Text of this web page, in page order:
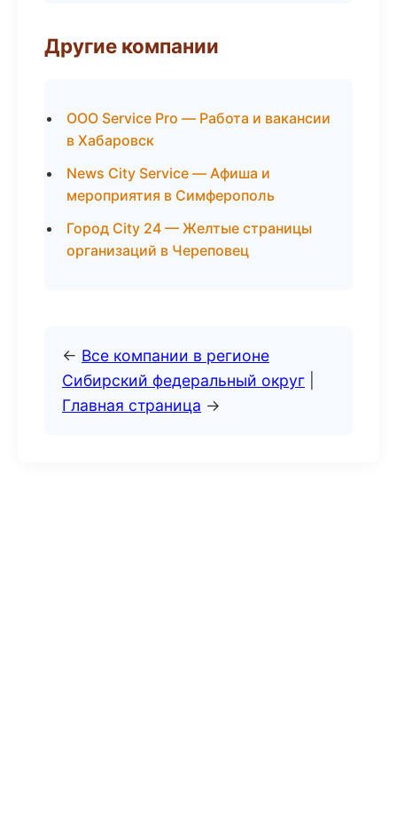
Другие компании
ООО Service Pro — Работа и вакансии
в Хабаровск
News City Service — Афиша и
мероприятия в Симферополь
Город City 24 — Желтые страницы
организаций в Череповец
← Все компании в регионе
Сибирский федеральный округ
Главная страница →